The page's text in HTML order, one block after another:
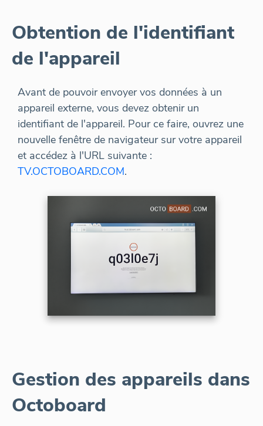
Obtention de l'identifiant
de l'appareil
Avant de pouvoir envoyer vos données à un
appareil externe, vous devez obtenir un
identifiant de l'appareil. Pour ce faire, ouvrez une
nouvelle fenêtre de navigateur sur votre appareil
et accédez à l'URL suivante :
TV.OCTOBOARD.COM.
Gestion des appareils dans
Octoboard